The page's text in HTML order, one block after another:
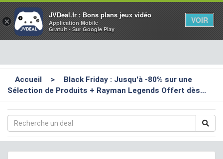
×
JVDeal.fr : Bons plans jeux vidéo
Application Mobile
Gratuit - Sur Google Play
VOIR
Accueil >
Black Friday : Jusqu'à -80% sur une
Sélection de Produits + Rayman Legends Offert dès...